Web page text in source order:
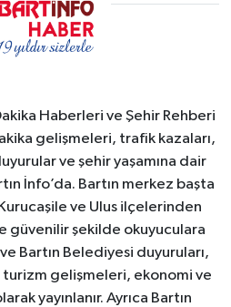
Haberleri ve Şehir Rehberi
gelişmeleri, trafik kazaları,
ve şehir yaşamına dair
İnfo’da. Bartın merkez başta
ve Ulus ilçelerinden
güvenilir şekilde okuyuculara
ve Bartın Belediyesi duyuruları,
turizm gelişmeleri, ekonomi ve
yayınlanır. Ayrıca Bartın